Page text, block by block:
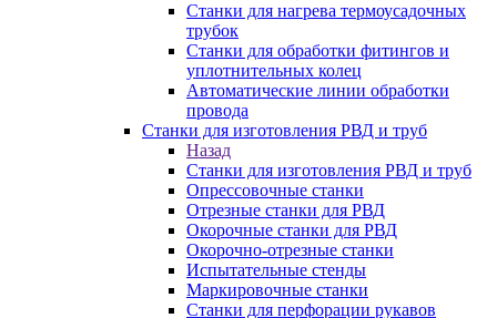
Станки для нагрева термоусадочных
трубок
Станки для обработки фитингов и
уплотнительных колец
Автоматические линии обработки
провода
Станки для изготовления РВД и труб
Назад
Станки для изготовления РВД и труб
Опрессовочные станки
Отрезные станки для РВД
Окорочные станки для РВД
Окорочно-отрезные станки
Испытательные стенды
Маркировочные станки
Станки для перфорации рукавов